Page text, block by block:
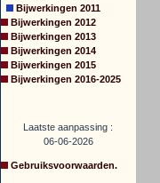
Bijwerkingen 2011
Bijwerkingen 2012
Bijwerkingen 2013
Bijwerkingen 2014
Bijwerkingen 2015
Bijwerkingen 2016-2025
Laatste aanpassing :
06-06-2026
Gebruiksvoorwaarden.